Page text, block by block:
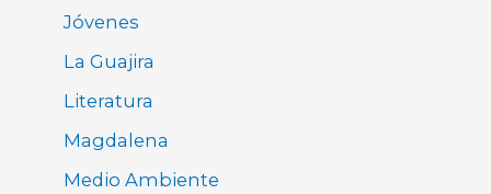
Jóvenes
La Guajira
Literatura
Magdalena
Medio Ambiente